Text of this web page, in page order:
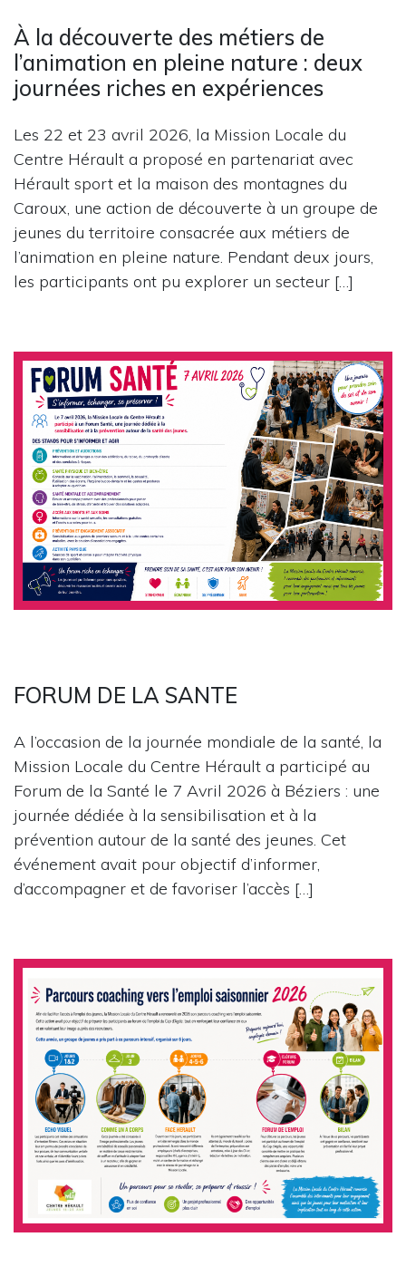
À la découverte des métiers de
l’animation en pleine nature : deux
journées riches en expériences
Les 22 et 23 avril 2026, la Mission Locale du
Centre Hérault a proposé en partenariat avec
Hérault sport et la maison des montagnes du
Caroux, une action de découverte à un groupe de
jeunes du territoire consacrée aux métiers de
l’animation en pleine nature. Pendant deux jours,
les participants ont pu explorer un secteur […]
FORUM DE LA SANTE
A l’occasion de la journée mondiale de la santé, la
Mission Locale du Centre Hérault a participé au
Forum de la Santé le 7 Avril 2026 à Béziers : une
journée dédiée à la sensibilisation et à la
prévention autour de la santé des jeunes. Cet
événement avait pour objectif d’informer,
d’accompagner et de favoriser l’accès […]